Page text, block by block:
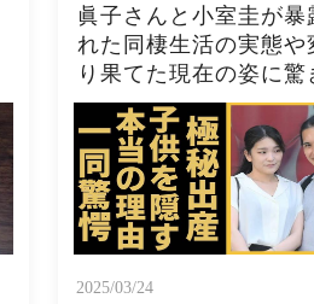
眞子さんと小室圭が暴
れた同棲生活の実態や
り果てた現在の姿に驚
隠さない...秋篠宮家の
がアメリカで極秘出産
相や暴露されたヤバい
に言葉を失う...
2025/03/24